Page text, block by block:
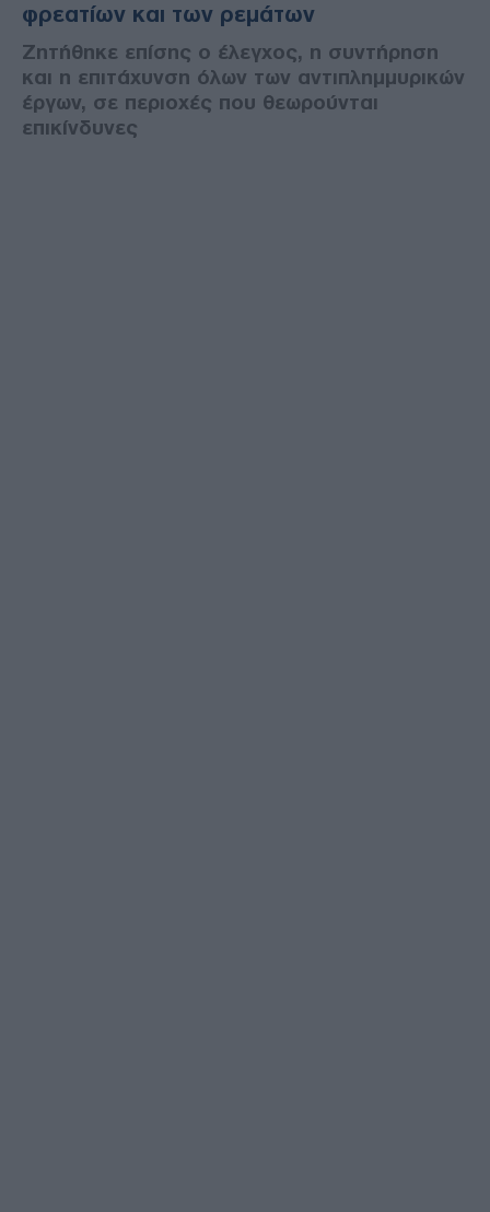
φρεατίων και των ρεμάτων
Ζητήθηκε επίσης ο έλεγχος, η συντήρηση
και η επιτάχυνση όλων των αντιπλημμυρικών
έργων, σε περιοχές που θεωρούνται
επικίνδυνες